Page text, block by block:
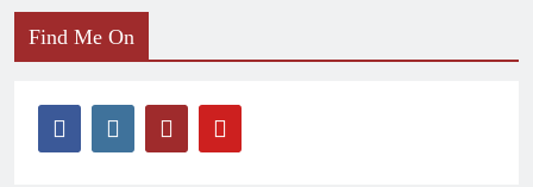
Find Me On